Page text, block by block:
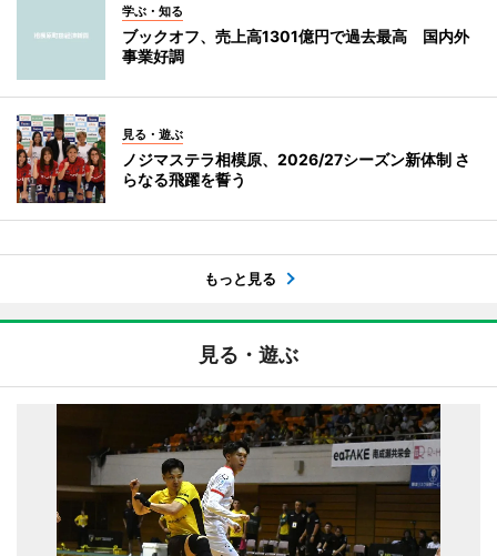
学ぶ・知る
ブックオフ、売上高1301億円で過去最高 国内外
事業好調
見る・遊ぶ
ノジマステラ相模原、2026/27シーズン新体制 さ
らなる飛躍を誓う
もっと見る
見る・遊ぶ